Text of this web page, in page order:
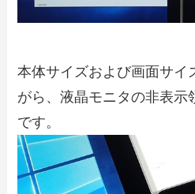
本体サイズおよび画面サイ
がら、液晶モニタの非表示
です。